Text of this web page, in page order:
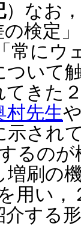
）なお
検定
常にウ
いて
きた
村先生
示され
るの
刷の
用い
する